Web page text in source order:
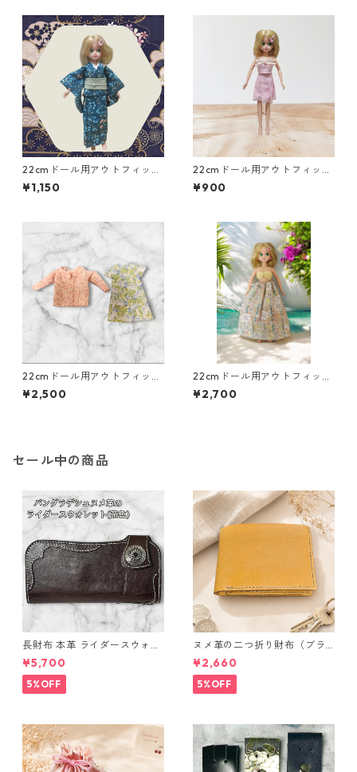
22cmドール用アウトフィッ
ト 着物二点セット 青緑の
花柄×白と緑の帯 シック ク
¥1,150
22cmドール用アウトフィット
二点セット ピンクのベアト
ップ＆プリーツスカート ア
¥900
22cmドール用アウトフィット
5点セット カジュアル着回し
コーデ ギャザースカート他
¥2,500
22cmドール用アウトフィット
5点セット 南国風・ハワイア
ン風コーデ
¥2,700
セール中の商品
長財布 本革 ライダースウォレ
ット 国産 ヌメ革 ブラウン バ
ングラデシュ l175 レザー 革財
布 ハンドメイド 経年変化
¥5,700
5%OFF
ヌメ革の二つ折り財布（ブラ
ウン系）
¥2,660
5%OFF